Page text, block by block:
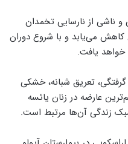
و ناشی از نارسایی تخمدان
می‌یابد و با شروع دوران
یافت.
گرفتگی، تعریق شبانه، خشکی
عارضه در زنان یائسه
زندگی آن‌ها مرتبط است.